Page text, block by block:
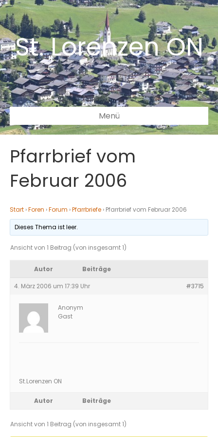
St. Lorenzen ON
Menü
Pfarrbrief vom
Februar 2006
Start ›Foren ›Forum ›Pfarrbriefe › Pfarrbrief vom Februar 2006
Dieses Thema ist leer.
Ansicht von 1 Beitrag (von insgesamt 1)
Autor Beiträge
4. März 2006 um 17:39 Uhr #3715
Anonym
Gast
St.Lorenzen ON
Autor Beiträge
Ansicht von 1 Beitrag (von insgesamt 1)